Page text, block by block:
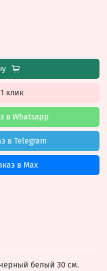
клик
в Whatsapp
в Telegram
в Max
черный белый 30 см.